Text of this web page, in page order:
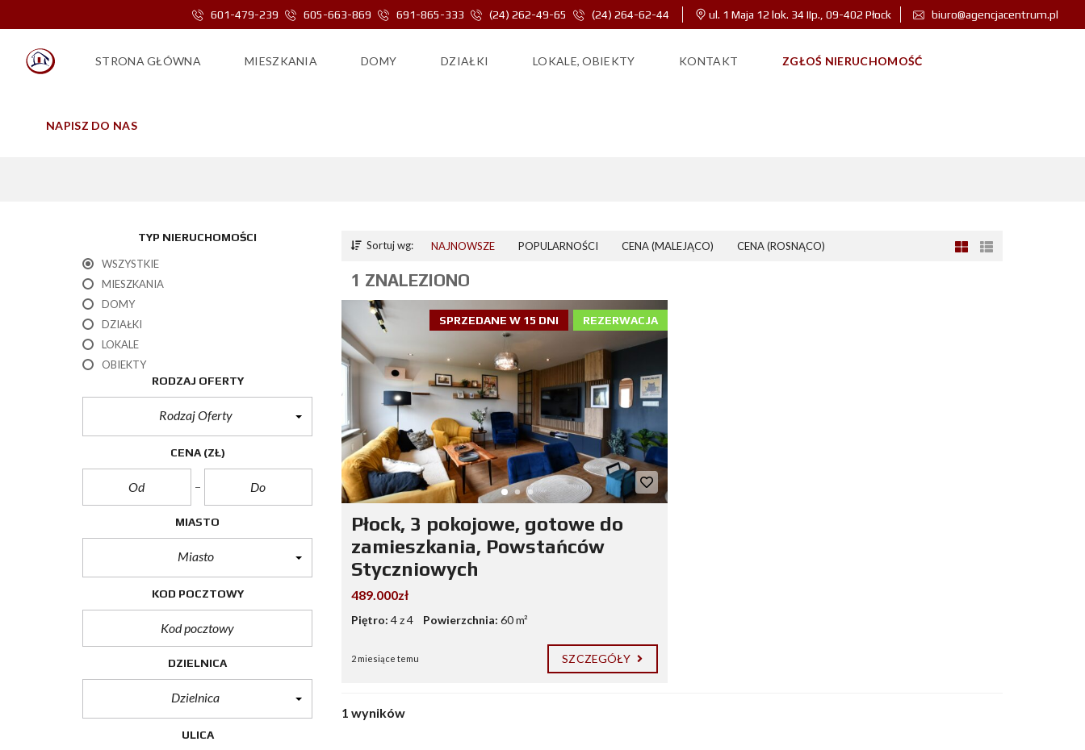
601-479-239 605-663-869 691-865-333 (24) 262-49-65 (24) 264-62-44 ul. 1 Maja 12 lok. 34 IIp., 09-402 Płock biuro@agencjacentrum.pl
STRONA GŁÓWNA MIESZKANIA DOMY DZIAŁKI LOKALE, OBIEKTY KONTAKT ZGŁOŚ NIERUCHOMOŚĆ
NAPISZ DO NAS
TYP NIERUCHOMOŚCI
WSZYSTKIE
MIESZKANIA
DOMY
DZIAŁKI
LOKALE
OBIEKTY
RODZAJ OFERTY
Rodzaj Oferty
CENA (ZŁ)
MIASTO
Miasto
KOD POCZTOWY
DZIELNICA
Dzielnica
ULICA
Sortuj wg: NAJNOWSZE POPULARNOŚCI CENA (MALEJĄCO) CENA (ROSNĄCO)
1 ZNALEZIONO
REZERWACJA
SPRZEDANE W 15 DNI
Płock, 3 pokojowe, gotowe do
zamieszkania, Powstańców
Styczniowych
489.000zł
Piętro: 4 z 4 Powierzchnia: 60 m²
2 miesiące temu SZCZEGÓŁY
1 wyników